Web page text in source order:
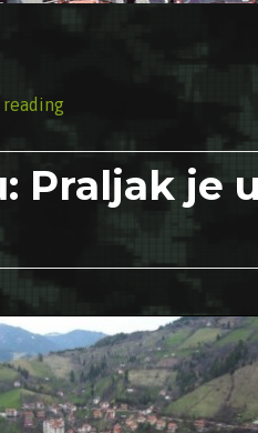
“04.08.1995. – Počela
Praljak je